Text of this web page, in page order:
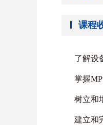
课程
了解设
掌握
树立和
建立和